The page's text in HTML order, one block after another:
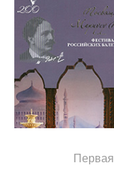
Первая